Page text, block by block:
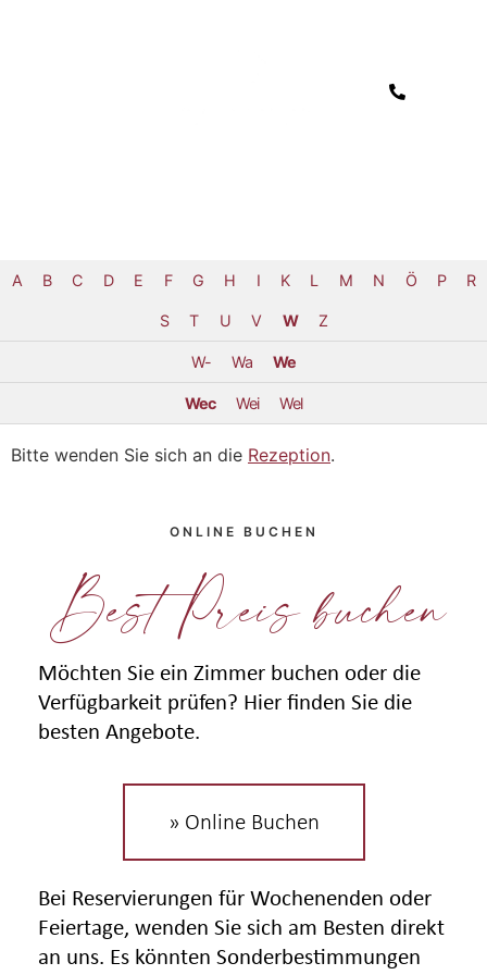
A B C D E F G H I K L M N Ö P R
S T U V W Z
W- Wa We
Wec Wei Wel
Bitte wenden Sie sich an die Rezeption.
ONLINE BUCHEN
Best Preis buchen
Möchten Sie ein Zimmer buchen oder die
Verfügbarkeit prüfen? Hier finden Sie die
besten Angebote.
» Online Buchen
Bei Reservierungen für Wochenenden oder
Feiertage, wenden Sie sich am Besten direkt
an uns. Es könnten Sonderbestimmungen